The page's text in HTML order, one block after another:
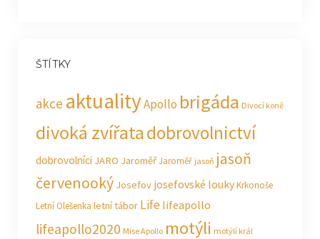
ŠTÍTKY
akce aktualityApollo brigáda Divocí koně
divoká zvířatadobrovolnictví
dobrovolníci JARO JaroměřJaroměř jasoň jasoň
červenooký Josefov josefovské loukyKrkonoše
Letní Olešenka letní tábor Life lifeapollo
lifeapollo2020 Mise Apollo motýli motýlí král